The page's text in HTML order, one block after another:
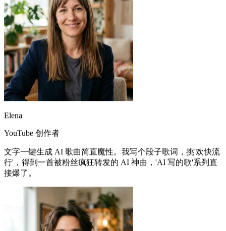
Elena
文字一键生成 AI 歌曲简直魔性。我写个段子歌词，挑'欢快流
行'，得到一首被粉丝疯狂转发的 AI 神曲，'AI 写的歌'系列直
接爆了。